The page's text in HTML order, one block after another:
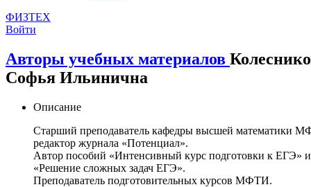
ФИЗТЕХ
Войти
Авторы учебных материалов
Софья Ильинична
Описание
Старший преподаватель кафедры высшей математики
редактор журнала «Потенциал».
Автор пособий «Интенсивный курс подготовки к ЕГЭ» и
«Решение сложных задач ЕГЭ».
Преподаватель подготовительных курсов МФТИ.